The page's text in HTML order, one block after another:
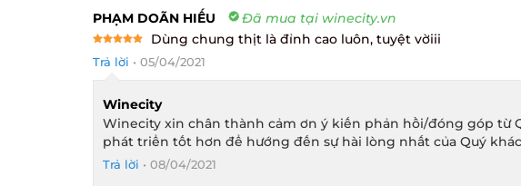
PHẠM DOÃN HIẾU Đã mua tại winecity.vn
out of 5
Dùng chung thịt là đỉnh cao luôn, tuyệt vờiii
Trả lời • 05/04/2021
Winecity
Winecity xin chân thành cảm ơn ý kiến phản hồi/đóng góp từ
phát triển tốt hơn để hướng đến sự hài lòng nhất của Quý
Trả lời • 08/04/2021